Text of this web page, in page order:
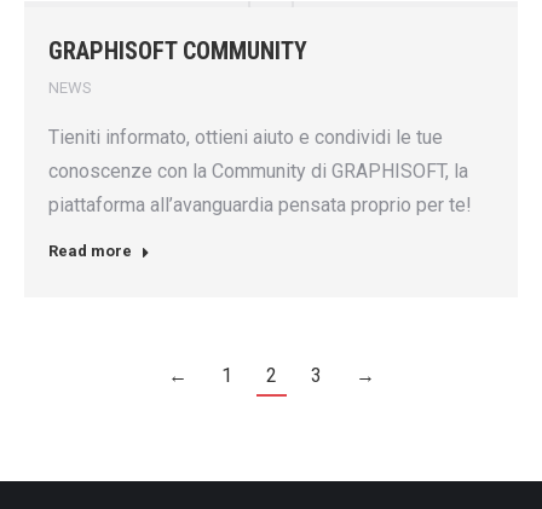
GRAPHISOFT COMMUNITY
NEWS
Tieniti informato, ottieni aiuto e condividi le tue
conoscenze con la Community di GRAPHISOFT, la
piattaforma all’avanguardia pensata proprio per te!
Read more
← 1 2 3 →